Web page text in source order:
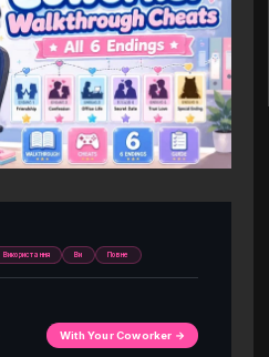
Використання Ви Повне
With Your Coworker →